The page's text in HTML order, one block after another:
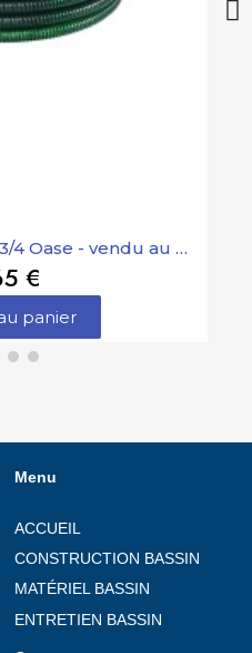
Tuyau pvc spiralé vert 3/4 Oase - vendu au mètre
€
panier
Menu
ACCUEIL
CONSTRUCTION BASSIN
MATÉRIEL BASSIN
ENTRETIEN BASSIN